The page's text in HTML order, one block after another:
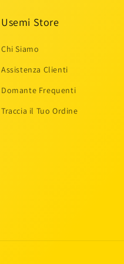
Usemi Store
Chi Siamo
Assistenza Clienti
Domante Frequenti
Traccia il Tuo Ordine